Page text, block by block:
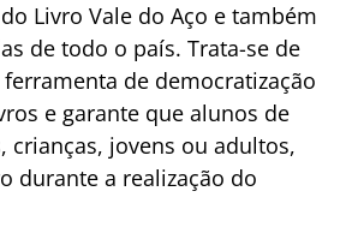
Livro Vale do Aço e também
de todo o país. Trata-se de
de democratização
e garante que alunos de
crianças, jovens ou adultos,
durante a realização do